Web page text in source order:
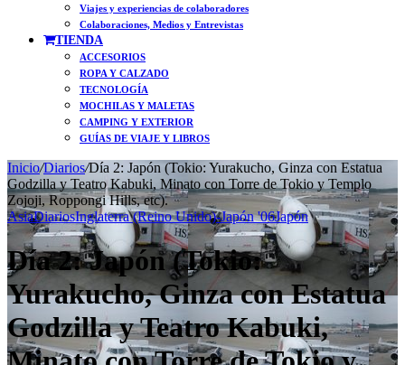
Viajes y experiencias de colaboradores
Colaboraciones, Medios y Entrevistas
TIENDA
ACCESORIOS
ROPA Y CALZADO
TECNOLOGÍA
MOCHILAS Y MALETAS
CAMPING Y EXTERIOR
GUÍAS DE VIAJE Y LIBROS
Inicio/Diarios/Día 2: Japón (Tokio: Yurakucho, Ginza con Estatua
Godzilla y Teatro Kabuki, Minato con Torre de Tokio y Templo
Zojoji, Roppongi Hills, etc).
AsiaDiariosInglaterra (Reino Unido)-Japón '06Japón
Día 2: Japón (Tokio:
Yurakucho, Ginza con Estatua
Godzilla y Teatro Kabuki,